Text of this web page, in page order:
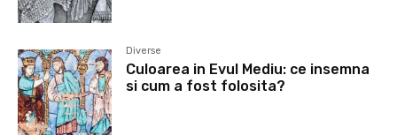
Diverse
Culoarea in Evul Mediu: ce insemna
si cum a fost folosita?